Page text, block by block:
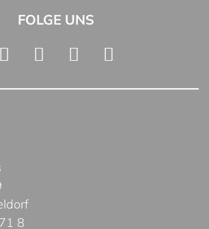
FOLGE UNS
8